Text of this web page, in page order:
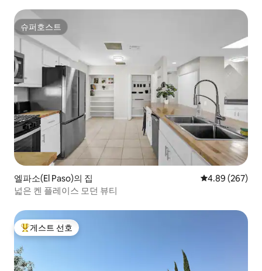
슈퍼호스트
슈퍼호스트
엘파소(El Paso)의 집 평점 4.89점(5
4.89 (267)
넓은 켄 플레이스 모던 뷰티
상위 게스트 선호
게스트 선호